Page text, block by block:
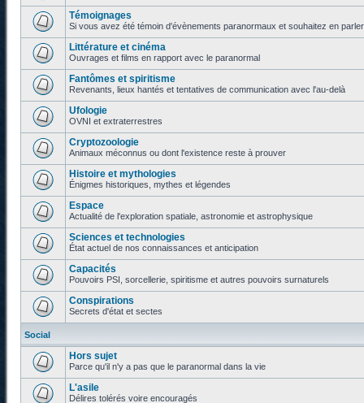
Témoignages
Si vous avez été témoin d'évènements paranormaux et souhaitez en
Littérature et cinéma
Ouvrages et films en rapport avec le paranormal
Fantômes et spiritisme
Revenants, lieux hantés et tentatives de communication avec l'au-delà
Ufologie
OVNI et extraterrestres
Cryptozoologie
Animaux méconnus ou dont l'existence reste à prouver
Histoire et mythologies
Énigmes historiques, mythes et légendes
Espace
Actualité de l'exploration spatiale, astronomie et astrophysique
Sciences et technologies
État actuel de nos connaissances et anticipation
Capacités
Pouvoirs PSI, sorcellerie, spiritisme et autres pouvoirs surnaturels
Conspirations
Secrets d'état et sectes
Social
Hors sujet
Parce qu'il n'y a pas que le paranormal dans la vie
L'asile
Délires tolérés voire encouragés